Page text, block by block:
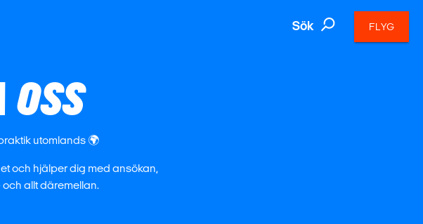
Sök FLYG
utomlands 🌍
och hjälper dig med ansökan,
och allt däremellan.